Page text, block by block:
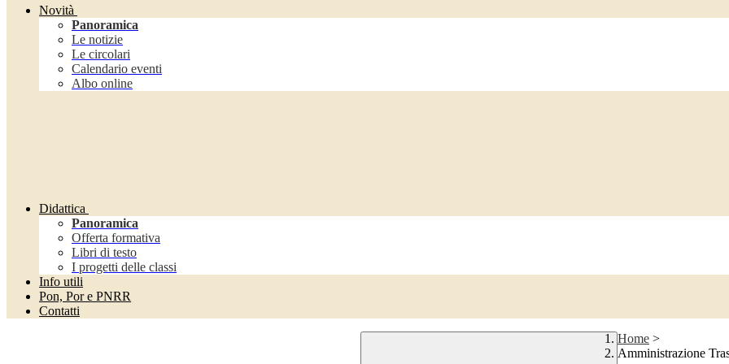
Novità
Panoramica
Le notizie
Le circolari
Calendario eventi
Albo online
Didattica
Panoramica
Offerta formativa
Libri di testo
I progetti delle classi
Info utili
Pon, Por e PNRR
Contatti
Home >
Amministrazione